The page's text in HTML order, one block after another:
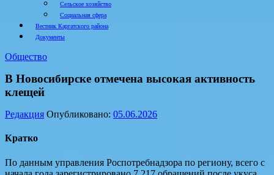
Сельское хозяйство
Социальная сфера
Вестник Каргатского района
Документы
Общество
В Новосибирске отмечена высокая активность
клещей
Редакция Опубликовано: 05.06.2026
Кратко
По данным управления Роспотребнадзора по региону, всего с